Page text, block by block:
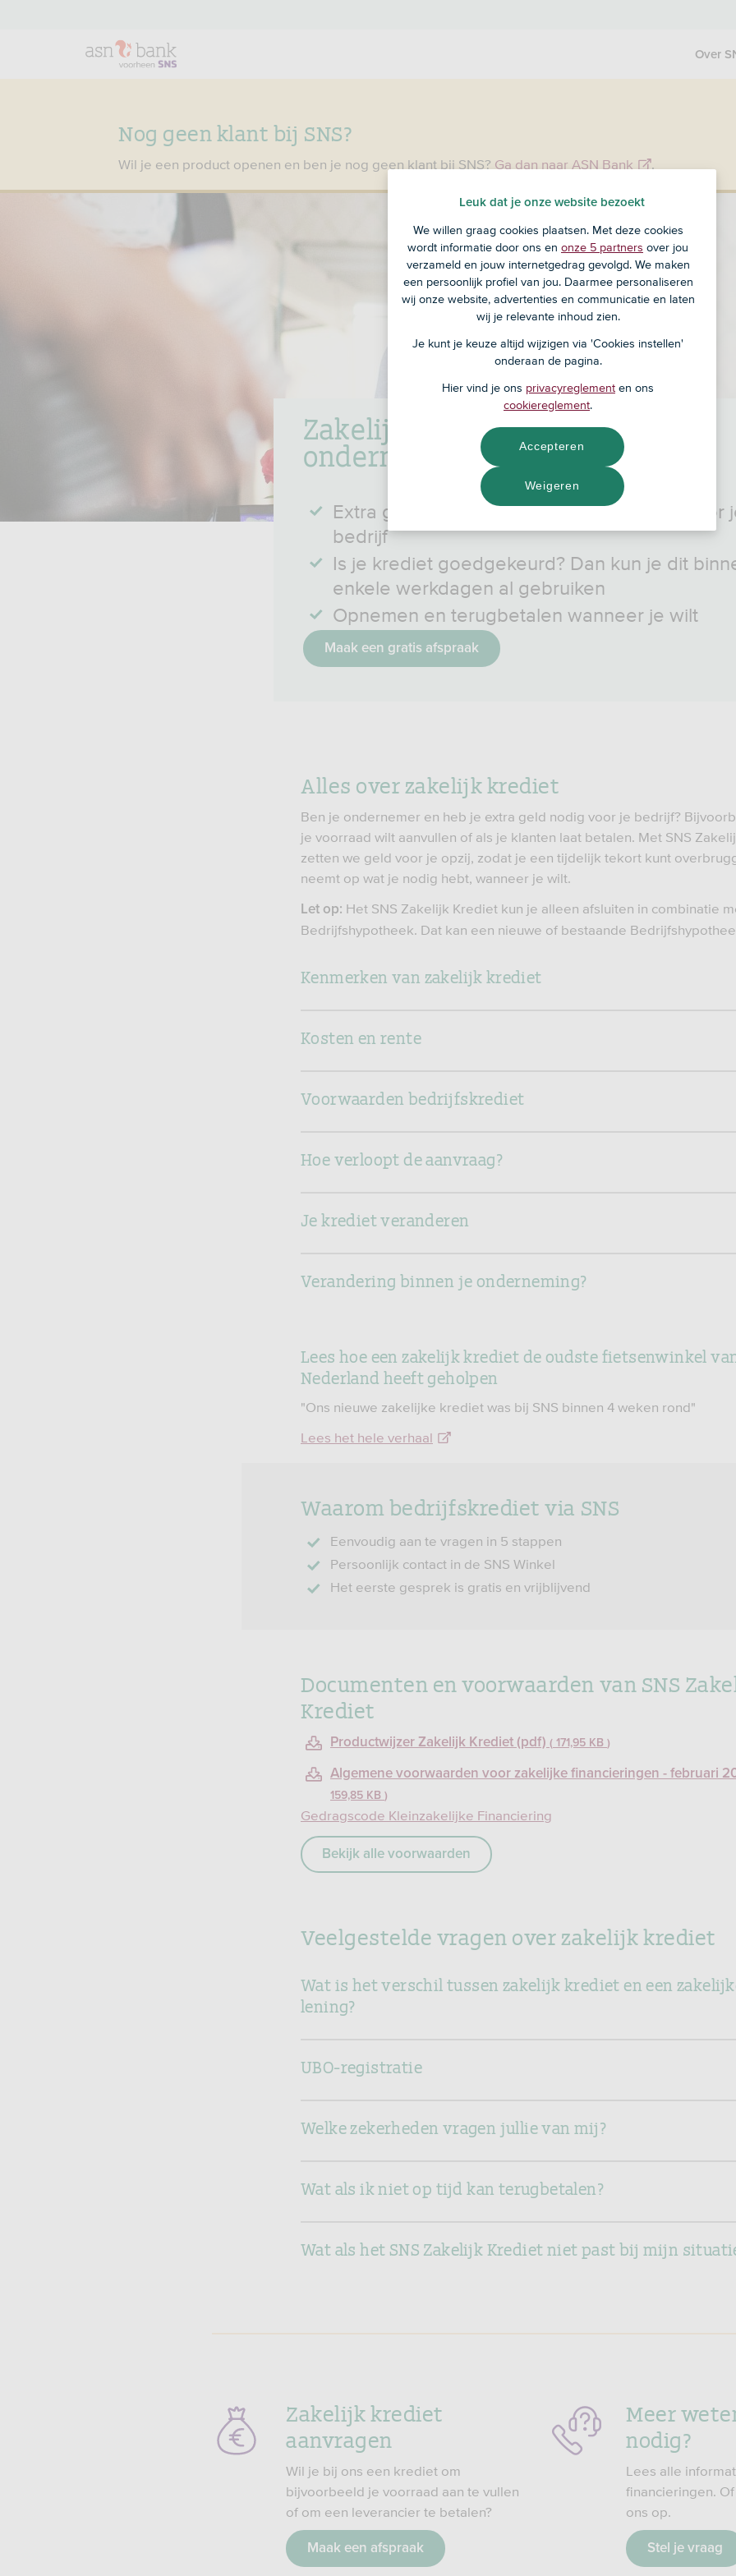
Nog geen klant bij SNS?
Wil je een product openen en ben je nog geen klant bij SNS? Ga dan naar ASN Bank .
Over
Zakelijk krediet voor
ondernemers, mkb en zzp’ers
Extra geld achter de hand tot € 150.000 voor
bedrijf
Is je krediet goedgekeurd? Dan kun je dit
enkele werkdagen al gebruiken
Opnemen en terugbetalen wanneer je wilt
Maak een gratis afspraak
Alles over zakelijk krediet
Ben je ondernemer en heb je extra geld nodig voor je bedrijf?
je voorraad wilt aanvullen of als je klanten laat betalen. Met SNS
zetten we geld voor je opzij, zodat je een tijdelijk tekort kunt
neemt op wat je nodig hebt, wanneer je wilt.
Let op: Het SNS Zakelijk Krediet kun je alleen afsluiten in combinatie
Bedrijfshypotheek. Dat kan een nieuwe of bestaande
Kenmerken van zakelijk krediet
Kosten en rente
Voorwaarden bedrijfskrediet
Hoe verloopt de aanvraag?
Je krediet veranderen
Verandering binnen je onderneming?
Lees hoe een zakelijk krediet de oudste fietsenwinkel
Nederland heeft geholpen
"Ons nieuwe zakelijke krediet was bij SNS binnen 4 weken rond"
Lees het hele verhaal
Waarom bedrijfskrediet via SNS
Eenvoudig aan te vragen in 5 stappen
Persoonlijk contact in de SNS Winkel
Het eerste gesprek is gratis en vrijblijvend
Documenten en voorwaarden van SNS
Krediet
Productwijzer Zakelijk Krediet (pdf) 171,95 KB
Algemene voorwaarden voor zakelijke financieringen - februari
159,85 KB
Gedragscode Kleinzakelijke Financiering
Bekijk alle voorwaarden
Veelgestelde vragen over zakelijk krediet
Wat is het verschil tussen zakelijk krediet en een
lening?
UBO-registratie
Welke zekerheden vragen jullie van mij?
Wat als ik niet op tijd kan terugbetalen?
Wat als het SNS Zakelijk Krediet niet past bij mijn
Zakelijk krediet
aanvragen
Wil je bij ons een krediet om
bijvoorbeeld je voorraad aan te vullen
of om een leverancier te betalen?
Maak een afspraak
Meer
nodig?
Lees alle
financieringen.
ons op.
Stel je vraag
Leuk dat je onze website bezoekt
We willen graag cookies plaatsen. Met deze cookies
wordt informatie door ons en onze 5 partners over jou
verzameld en jouw internetgedrag gevolgd. We maken
een persoonlijk profiel van jou. Daarmee personaliseren
wij onze website, advertenties en communicatie en laten
wij je relevante inhoud zien.
Je kunt je keuze altijd wijzigen via 'Cookies instellen'
onderaan de pagina.
Hier vind je ons privacyreglement en ons
cookiereglement.
Weigeren
Accepteren